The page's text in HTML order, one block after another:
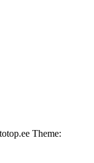
Theme: